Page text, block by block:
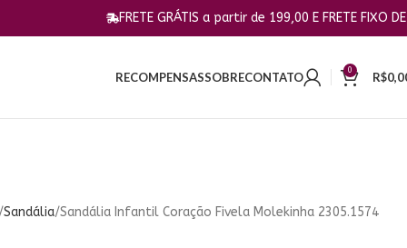
RECOMPENSASSOBRECONTATO 0 R$
Sandália Sandália Infantil Coração Fivela Molekinha 2305.1574
FRETE GRÁTIS a partir de 199,00 E FRETE FIXO DE 10,00 PARA